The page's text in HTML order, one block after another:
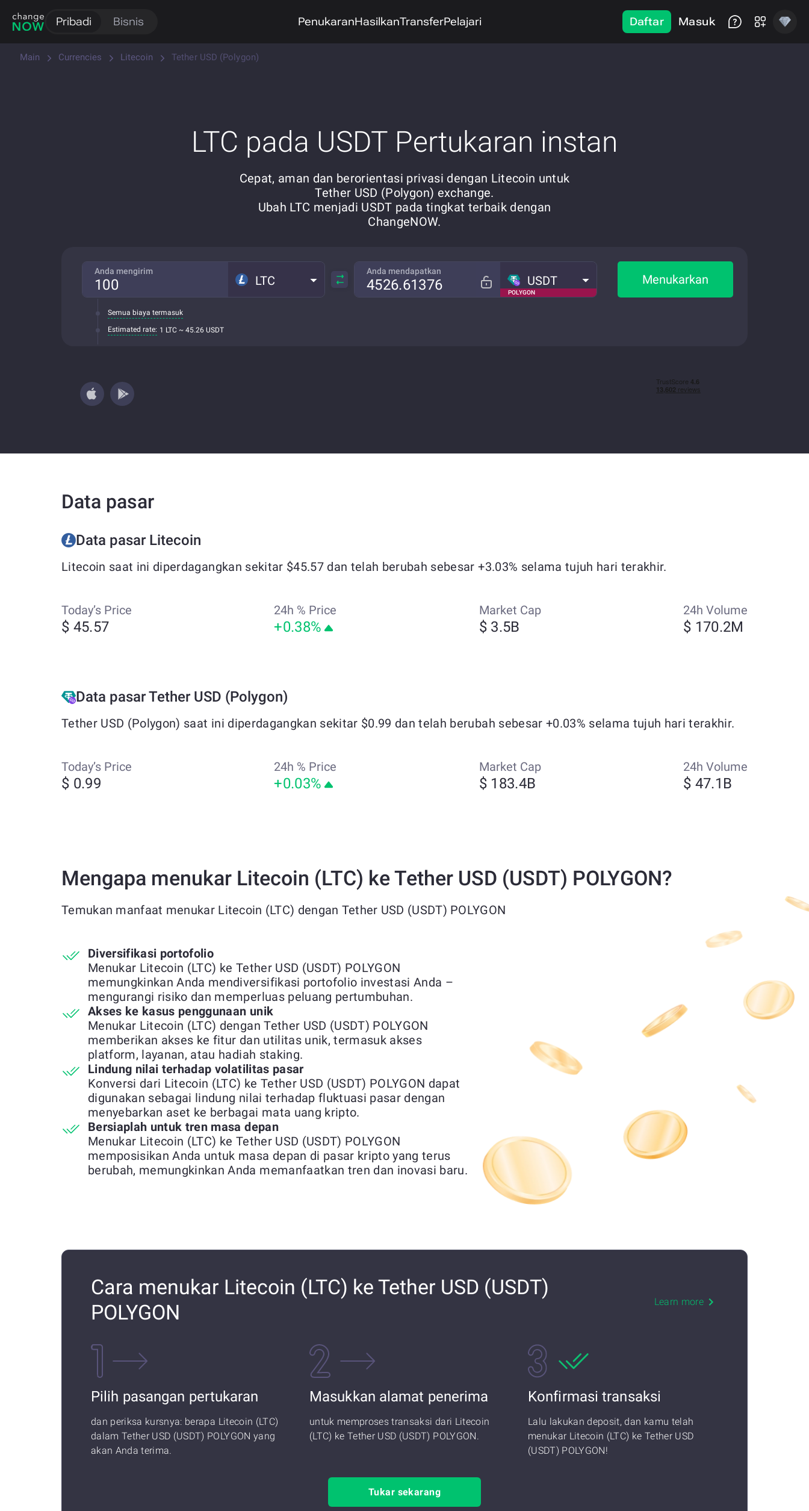
Pribadi Bisnis PenukaranHasilkanTransferPelajari Daftar Masuk
Main Currencies Litecoin Tether USD (Polygon)
LTC pada USDT Pertukaran instan
Cepat, aman dan berorientasi privasi dengan Litecoin untuk
Tether USD (Polygon) exchange.
Ubah LTC menjadi USDT pada tingkat terbaik dengan
ChangeNOW.
Anda mengirim
LTC
Semua biaya termasuk
Estimated rate: 1 LTC ~ 45.26 USDT
Anda mendapatkan
POLYGON
USDT Menukarkan
Data pasar
Data pasar Litecoin
Litecoin saat ini diperdagangkan sekitar $45.57 dan telah berubah sebesar +3.03% selama tujuh hari terakhir.
Today’s Price
$ 45.57
24h % Price
+0.38%
Market Cap
$ 3.5B
24h Volume
$ 170.2M
Data pasar Tether USD (Polygon)
Tether USD (Polygon) saat ini diperdagangkan sekitar $0.99 dan telah berubah sebesar +0.03% selama tujuh hari terakhir.
Today’s Price
$ 0.99
24h % Price
+0.03%
Market Cap
$ 183.4B
24h Volume
$ 47.1B
Mengapa menukar Litecoin (LTC) ke Tether USD (USDT) POLYGON?
Temukan manfaat menukar Litecoin (LTC) dengan Tether USD (USDT) POLYGON
Diversifikasi portofolio
Menukar Litecoin (LTC) ke Tether USD (USDT) POLYGON
memungkinkan Anda mendiversifikasi portofolio investasi Anda –
mengurangi risiko dan memperluas peluang pertumbuhan.
Akses ke kasus penggunaan unik
Menukar Litecoin (LTC) dengan Tether USD (USDT) POLYGON
memberikan akses ke fitur dan utilitas unik, termasuk akses
platform, layanan, atau hadiah staking.
Lindung nilai terhadap volatilitas pasar
Konversi dari Litecoin (LTC) ke Tether USD (USDT) POLYGON dapat
digunakan sebagai lindung nilai terhadap fluktuasi pasar dengan
menyebarkan aset ke berbagai mata uang kripto.
Bersiaplah untuk tren masa depan
Menukar Litecoin (LTC) ke Tether USD (USDT) POLYGON
memposisikan Anda untuk masa depan di pasar kripto yang terus
berubah, memungkinkan Anda memanfaatkan tren dan inovasi baru.
Cara menukar Litecoin (LTC) ke Tether USD (USDT)
POLYGON
Learn more
Pilih pasangan pertukaran
dan periksa kursnya: berapa Litecoin (LTC)
dalam Tether USD (USDT) POLYGON yang
akan Anda terima.
Masukkan alamat penerima
untuk memproses transaksi dari Litecoin
(LTC) ke Tether USD (USDT) POLYGON.
Konfirmasi transaksi
Lalu lakukan deposit, dan kamu telah
menukar Litecoin (LTC) ke Tether USD
(USDT) POLYGON!
Tukar sekarang